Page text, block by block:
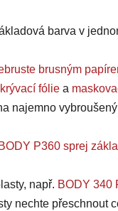
barva v
brusným
fólie a
najemno
BODY P360 sprej
např. BODY 340
nechte přeschnout